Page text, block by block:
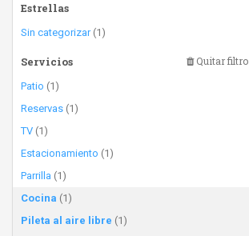
Estrellas
Sin categorizar(1)
Servicios Quitar filtro
Patio (1)
Reservas (1)
TV (1)
Estacionamiento (1)
Parrilla (1)
Cocina (1)
Pileta al aire libre (1)